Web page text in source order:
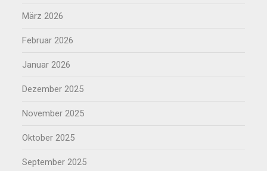
März 2026
Februar 2026
Januar 2026
Dezember 2025
November 2025
Oktober 2025
September 2025